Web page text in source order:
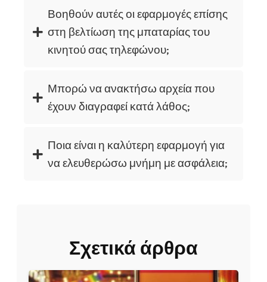
Βοηθούν αυτές οι εφαρμογές επίσης
στη βελτίωση της μπαταρίας του
κινητού σας τηλεφώνου;
Μπορώ να ανακτήσω αρχεία που
έχουν διαγραφεί κατά λάθος;
Ποια είναι η καλύτερη εφαρμογή για
να ελευθερώσω μνήμη με ασφάλεια;
Σχετικά άρθρα